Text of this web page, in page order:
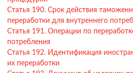
Статья 190. Срок действия
переработки для внутреннего
Статья 191. Операции по
потребления
Статья 192. Идентификация
их переработки